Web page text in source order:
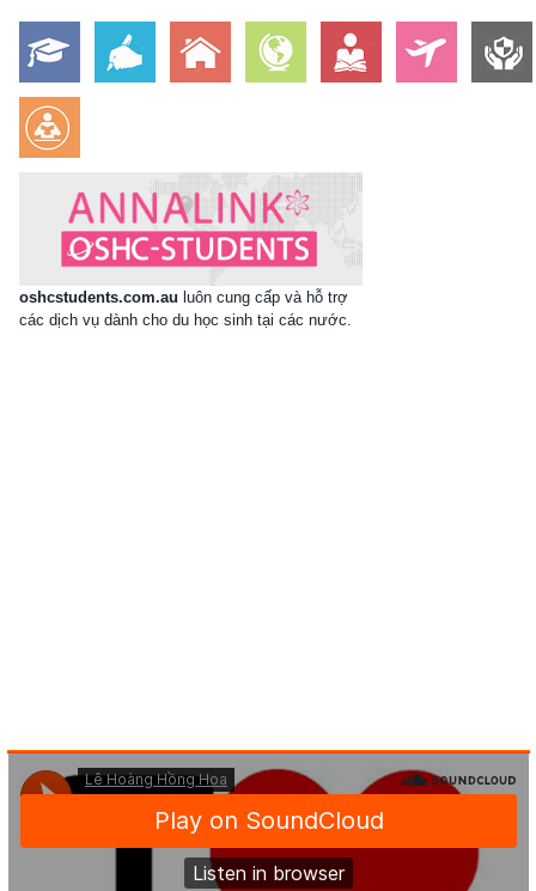
oshcstudents.com.au luôn cung cấp và hỗ trợ
các dịch vụ dành cho du học sinh tại các nước.